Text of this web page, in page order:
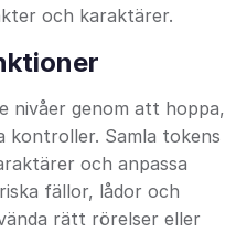
och karaktärer.
nivåer genom att hoppa,
kontroller. Samla tokens
och anpassa
fällor, lådor och
rätt rörelser eller